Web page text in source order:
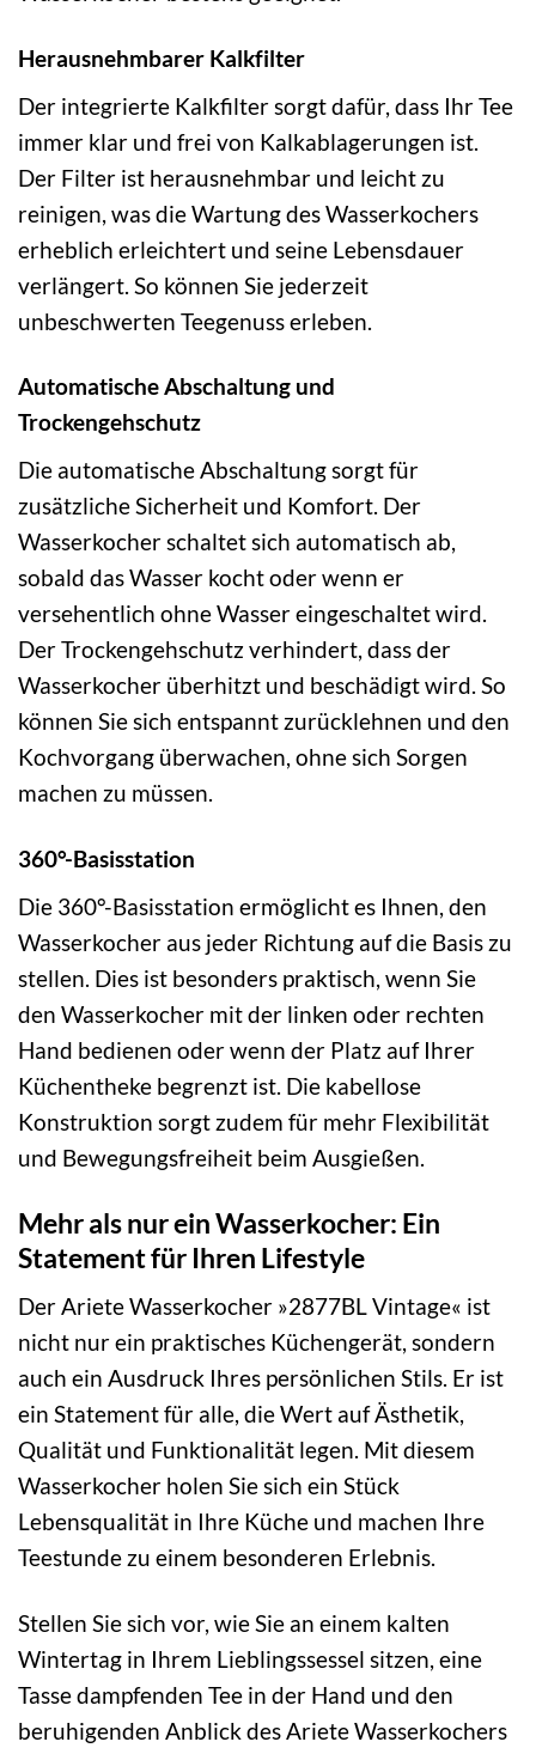
Herausnehmbarer Kalkfilter
Der integrierte Kalkfilter sorgt dafür, dass Ihr Tee
immer klar und frei von Kalkablagerungen ist.
Der Filter ist herausnehmbar und leicht zu
reinigen, was die Wartung des Wasserkochers
erheblich erleichtert und seine Lebensdauer
verlängert. So können Sie jederzeit
unbeschwerten Teegenuss erleben.
Automatische Abschaltung und
Trockengehschutz
Die automatische Abschaltung sorgt für
zusätzliche Sicherheit und Komfort. Der
Wasserkocher schaltet sich automatisch ab,
sobald das Wasser kocht oder wenn er
versehentlich ohne Wasser eingeschaltet wird.
Der Trockengehschutz verhindert, dass der
Wasserkocher überhitzt und beschädigt wird. So
können Sie sich entspannt zurücklehnen und den
Kochvorgang überwachen, ohne sich Sorgen
machen zu müssen.
360°-Basisstation
Die 360°-Basisstation ermöglicht es Ihnen, den
Wasserkocher aus jeder Richtung auf die Basis zu
stellen. Dies ist besonders praktisch, wenn Sie
den Wasserkocher mit der linken oder rechten
Hand bedienen oder wenn der Platz auf Ihrer
Küchentheke begrenzt ist. Die kabellose
Konstruktion sorgt zudem für mehr Flexibilität
und Bewegungsfreiheit beim Ausgießen.
Mehr als nur ein Wasserkocher: Ein
Statement für Ihren Lifestyle
Der Ariete Wasserkocher »2877BL Vintage« ist
nicht nur ein praktisches Küchengerät, sondern
auch ein Ausdruck Ihres persönlichen Stils. Er ist
ein Statement für alle, die Wert auf Ästhetik,
Qualität und Funktionalität legen. Mit diesem
Wasserkocher holen Sie sich ein Stück
Lebensqualität in Ihre Küche und machen Ihre
Teestunde zu einem besonderen Erlebnis.
Stellen Sie sich vor, wie Sie an einem kalten
Wintertag in Ihrem Lieblingssessel sitzen, eine
Tasse dampfenden Tee in der Hand und den
beruhigenden Anblick des Ariete Wasserkochers